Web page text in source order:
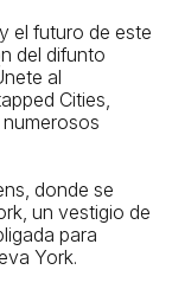
el futuro de este
del difunto
al
Cities,
donde se
un vestigio de
para
York.